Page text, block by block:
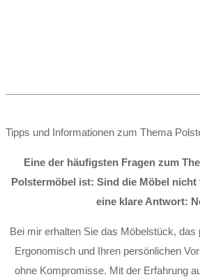
Tipps und Informationen zum Thema
Eine der häufigsten Fragen zum
Polstermöbel ist: Sind die Möbel nicht
eine klare Antwort:
Bei mir erhalten Sie das Möbelstück, das
Ergonomisch und Ihren persönlichen
ohne Kompromisse. Mit der Erfahrung